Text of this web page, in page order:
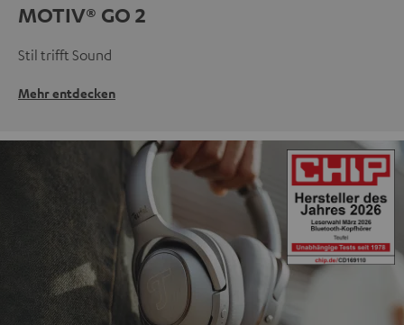
MOTIV® GO 2
Stil trifft Sound
Mehr entdecken